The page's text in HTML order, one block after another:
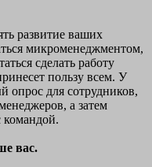
развитие ваших
микроменеджментом,
сделать работу
пользу всем. У
опрос для сотрудников,
а затем
командой.
вас.